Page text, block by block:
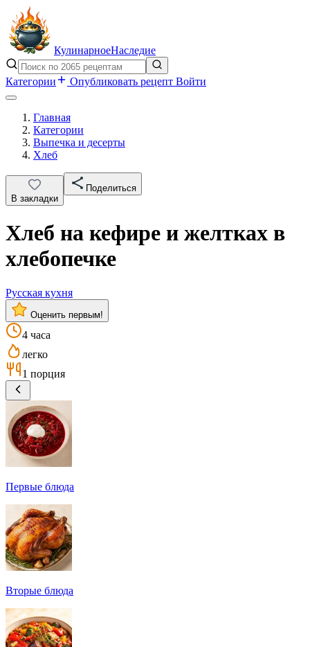
КулинарноеНаследие
Категории Опубликовать рецепт Войти
Главная
Категории
Выпечка и десерты
Хлеб
В закладки
Поделиться
Хлеб на кефире и желтках в
хлебопечке
Русская кухня
Оценить первым!
4 часа
легко
1 порция
Первые блюда
Вторые блюда